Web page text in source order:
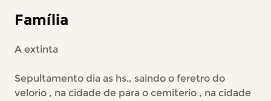
Família
A extinta
Sepultamento dia as hs., saindo o feretro do
velorio , na cidade de para o cemiterio , na cidade